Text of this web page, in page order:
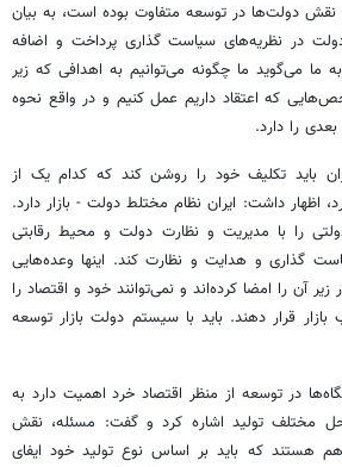
دولت‌ها در توسعه متفاوت بوده است، به بیان
در نظریه‌های سیاست گذاری پرداخت و اضافه
می‌گوید ما چگونه می‌توانیم به اهدافی که زیر
که اعتقاد داریم عمل کنیم و در واقع نحوه
را دارد.
باید تکلیف خود را روشن کند که کدام یک از
اظهار داشت: ایران نظام مختلط دولت - بازار دارد.
را با مدیریت و نظارت دولت و محیط رقابتی
گذاری و هدایت و نظارت کند. اینها وعده‌هایی
آن را امضا کرده‌اند و نمی‌توانند خود و اقتصاد را
قرار دهند. باید با سیستم دولت بازار توسعه
در توسعه از منظر اقتصاد خرد اهمیت دارد به
مختلف تولید اشاره کرد و گفت: مسئله، نقش
هستند که باید بر اساس نوع تولید خود ایفای